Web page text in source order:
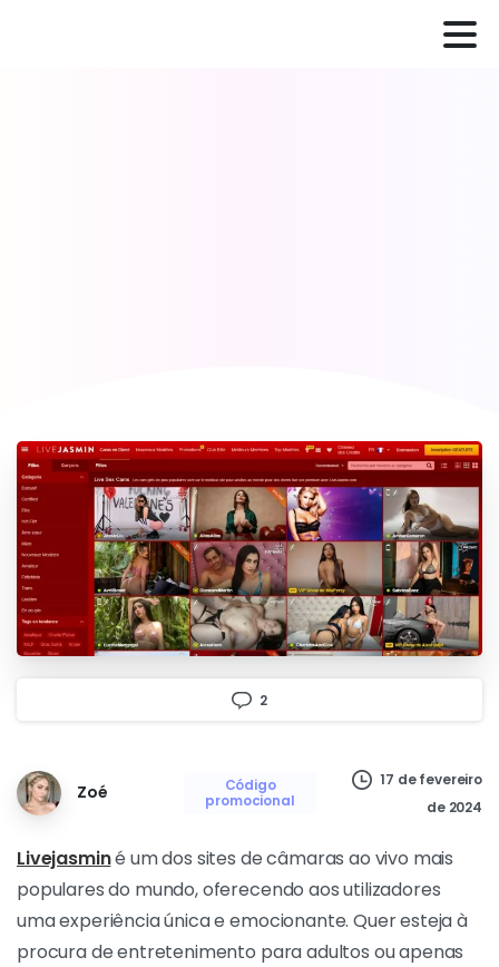
2
Zoé
Código
promocional
17 de fevereiro
de 2024
Livejasminé um dos sites de câmaras ao vivo mais
populares do mundo, oferecendo aos utilizadores
uma experiência única e emocionante. Quer esteja à
procura de entretenimento para adultos ou apenas